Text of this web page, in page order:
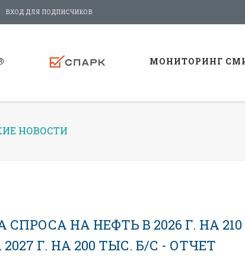
ВХОД ДЛЯ ПОДПИСЧИКОВ
МОНИТОРИНГ
НОВОСТИ
НА НЕФТЬ В 2026 Г. НА 210
Г. НА 200 ТЫС. Б/С - ОТЧЕТ